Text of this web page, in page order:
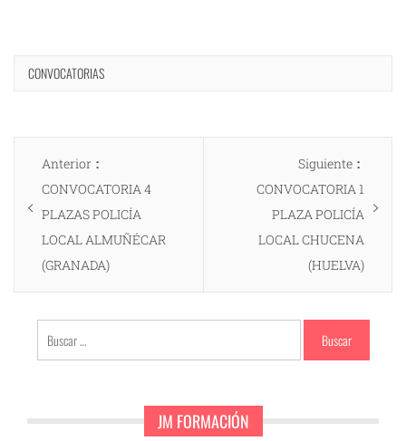
CONVOCATORIAS
Navegación
entradas
Anterior
anterior:
CONVOCATORIA 4
PLAZAS POLICÍA
LOCAL ALMUÑÉCAR
(GRANADA)
Siguiente
CONVOCATORIA 1
PLAZA POLICÍA
LOCAL CHUCENA
(HUELVA)
Buscar:
JM FORMACIÓN